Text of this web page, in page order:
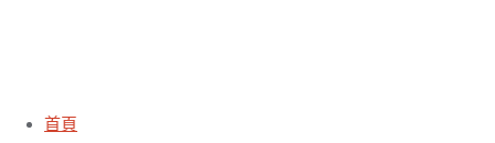
首頁
標籤: